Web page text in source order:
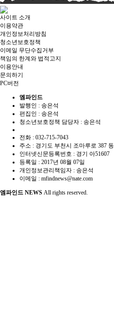
사이트 소개
이용약관
개인정보처리방침
청소년보호정책
이메일 무단수집거부
책임의 한계와 법적고지
이용안내
문의하기
PC버전
엠파인드
발행인 : 송은석
편집인 : 송은석
청소년보호정책 담당자 : 송은석
전화 : 032-715-7043
주소 : 경기도 부천시 조마루로 387
인터넷신문등록번호 : 경기 아51607
등록일 : 2017년 08월 07일
개인정보관리책임자 : 송은석
이메일 : mfindnews@nate.com
엠파인드 NEWS All rights reserved.